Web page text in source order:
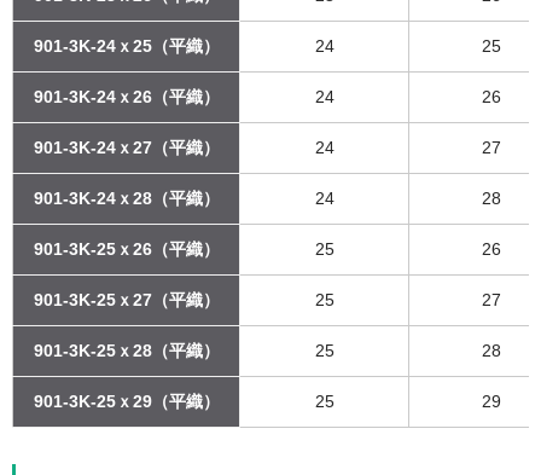
901-3K-24ｘ25（平織） 24 25
901-3K-24ｘ26（平織） 24 26
901-3K-24ｘ27（平織） 24 27
901-3K-24ｘ28（平織） 24 28
901-3K-25ｘ26（平織） 25 26
901-3K-25ｘ27（平織） 25 27
901-3K-25ｘ28（平織） 25 28
901-3K-25ｘ29（平織） 25 29